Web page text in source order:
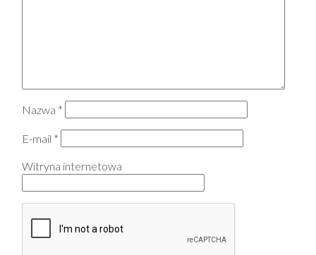
Nazwa *
E-mail *
Witryna internetowa